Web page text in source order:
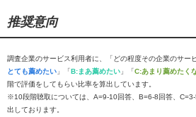
推奨意向
調査企業のサービス利用者に、「どの程度その企業のサー
とても薦めたい 」「B:まあ薦めたい 」「C:あまり薦めたく
階で評価をしてもらい比率を算出しています。
※10段階聴取については、A=9-10回答、B=6-8回答、
出しております。